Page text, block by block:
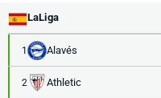
LaLiga
1 Alavés
2 Athletic